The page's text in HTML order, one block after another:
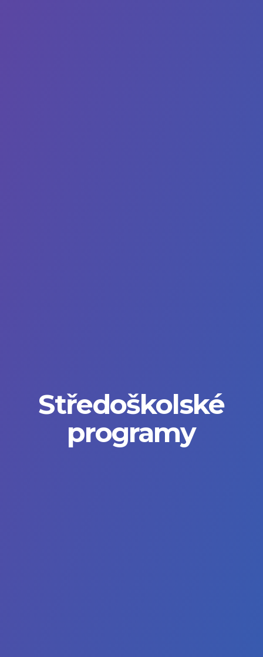
Středoškolské
programy